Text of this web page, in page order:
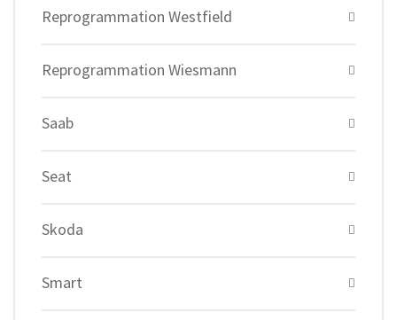
Reprogrammation Westfield
Reprogrammation Wiesmann
Saab
Seat
Skoda
Smart